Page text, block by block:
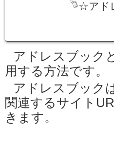
☆アド
アドレスブック
用する方法です。
アドレスブック
関連するサイト
きます。